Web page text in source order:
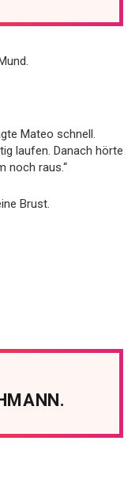
Mateo schnell.
laufen. Danach hörte
noch raus.“
Brust.